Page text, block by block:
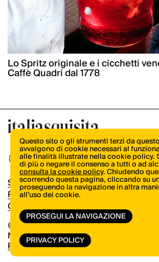
Lo Spritz originale e i cicchetti
Caffè Quadri dal 1778
© Copyright 2026.Vertical.it
N.ro Iscrizione ROC 32504
Privacy Policy
Shop
Pubblicità
Contatti
Questo sito o gli strumenti terzi da
avvalgono di cookie necessari al
alle finalità illustrate nella cookie policy.
di più o negare il consenso a tutti o ad
consulta la cookie policy. Chiudendo
scorrendo questa pagina, cliccando su
proseguendo la navigazione in altra
all’uso dei cookie.
PROSEGUI LA NAVIGAZIONE
PRIVACY POLICY